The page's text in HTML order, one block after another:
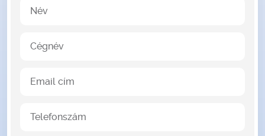
Név
Cégnév
Email cím
Telefonszám